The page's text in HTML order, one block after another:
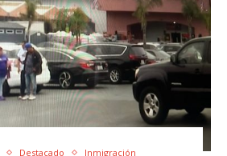
Destacado Inmigración